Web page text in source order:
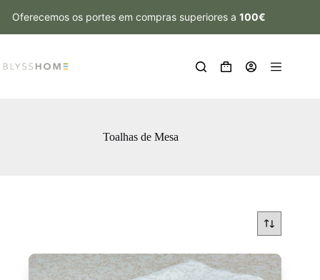
Oferecemos os portes em compras superiores a 100€
Toalhas de Mesa